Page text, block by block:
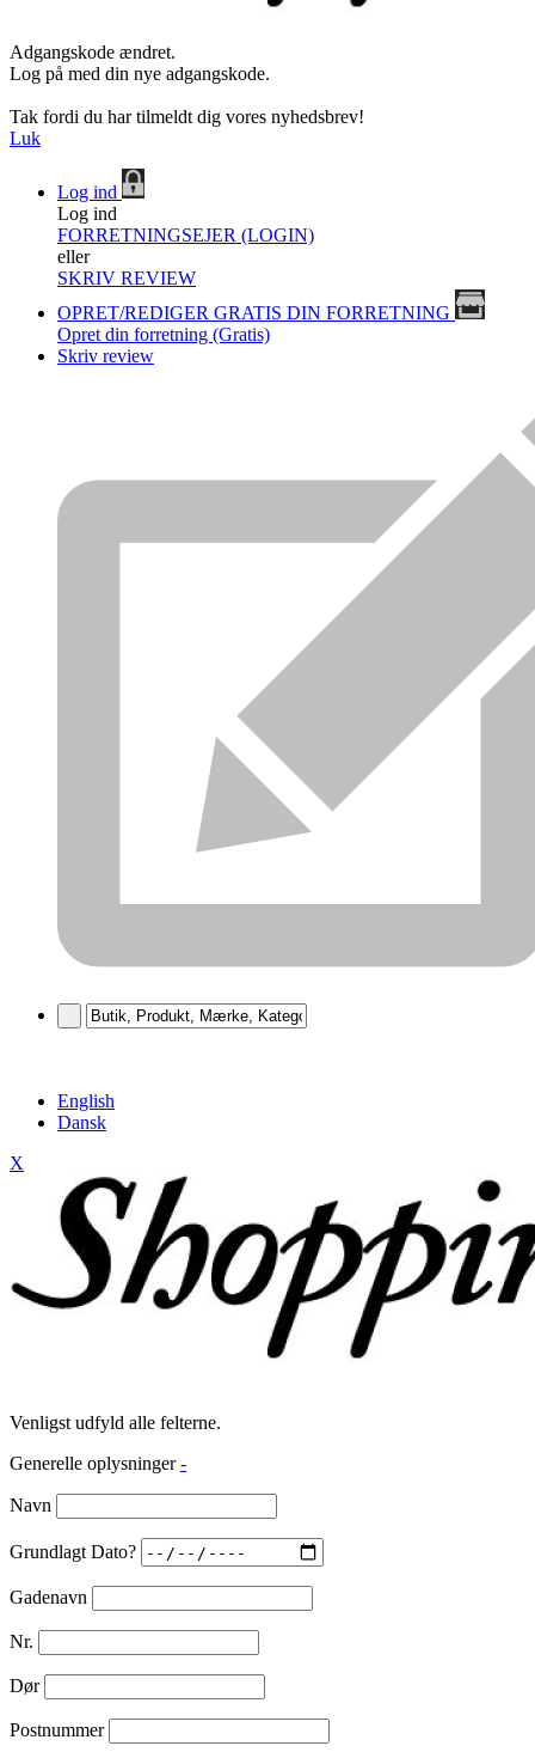
Adgangskode ændret.
Log på med din nye adgangskode.
Tak fordi du har tilmeldt dig vores nyhedsbrev!
Luk
Log ind
Log ind
FORRETNINGSEJER (LOGIN)
eller
SKRIV REVIEW
OPRET/REDIGER GRATIS DIN FORRETNING
Opret din forretning (Gratis)
Skriv review
English
Dansk
X
Venligst udfyld alle felterne.
Generelle oplysninger -
Navn
Grundlagt Dato?
Gadenavn
Nr.
Dør
Postnummer